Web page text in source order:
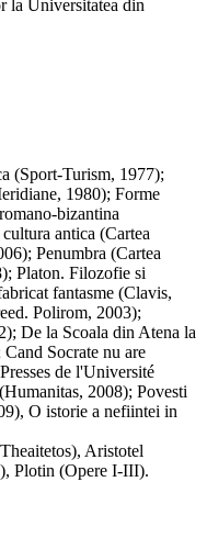
la Universitatea din
(Sport-Turism, 1977);
1980); Forme
bizantina
antica (Cartea
Penumbra (Cartea
Platon. Filozofie si
fantasme (Clavis,
Polirom, 2003);
De la Scoala din Atena la
Socrate nu are
de l'Université
2008); Povesti
O istorie a nefiintei in
Aristotel
Plotin (Opere I-III).